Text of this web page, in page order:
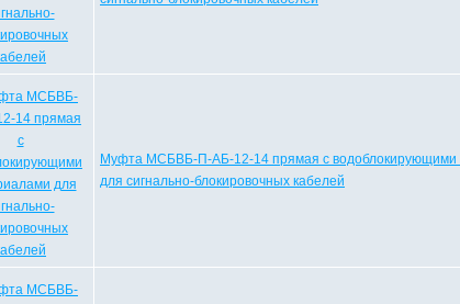
Муфта МСБВБ-П-АБ-12-14 прямая с водоблокирующими
для сигнально-блокировочных кабелей